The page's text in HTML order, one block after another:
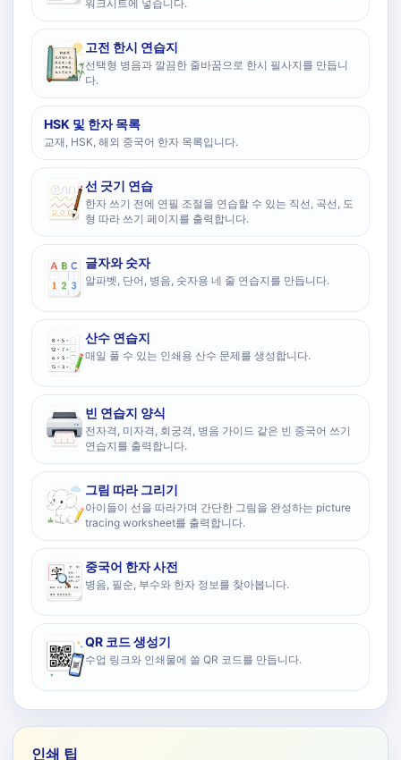
워크시트에 넣습니다.
고전 한시 연습지
선택형 병음과 깔끔한 줄바꿈으로 한시 필사지를 만듭니
다.
HSK 및 한자 목록
교재, HSK, 해외 중국어 한자 목록입니다.
선 긋기 연습
한자 쓰기 전에 연필 조절을 연습할 수 있는 직선, 곡선, 도
형 따라 쓰기 페이지를 출력합니다.
글자와 숫자
알파벳, 단어, 병음, 숫자용 네 줄 연습지를 만듭니다.
산수 연습지
매일 풀 수 있는 인쇄용 산수 문제를 생성합니다.
빈 연습지 양식
전자격, 미자격, 회궁격, 병음 가이드 같은 빈 중국어 쓰기
연습지를 출력합니다.
그림 따라 그리기
아이들이 선을 따라가며 간단한 그림을 완성하는 picture
tracing worksheet를 출력합니다.
중국어 한자 사전
병음, 필순, 부수와 한자 정보를 찾아봅니다.
QR 코드 생성기
수업 링크와 인쇄물에 쓸 QR 코드를 만듭니다.
인쇄 팁